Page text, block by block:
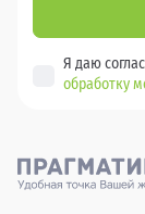
Я даю
обработку